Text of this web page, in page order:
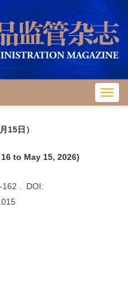
15日）
to May 15, 2026)
162 . DOI: